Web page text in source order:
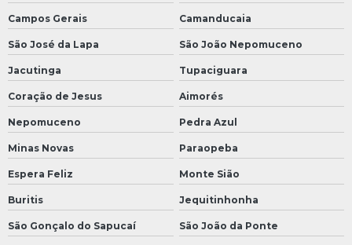
Campos Gerais Camanducaia
São José da Lapa São João Nepomuceno
Jacutinga Tupaciguara
Coração de Jesus Aimorés
Nepomuceno Pedra Azul
Minas Novas Paraopeba
Espera Feliz Monte Sião
Buritis Jequitinhonha
São Gonçalo do Sapucaí São João da Ponte